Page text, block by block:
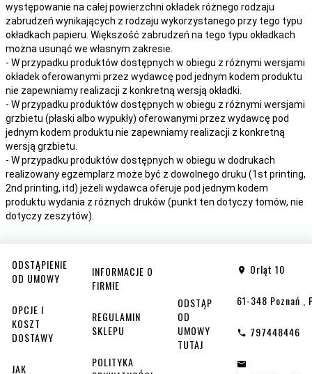
występowanie na całej powierzchni okładek różnego rodzaju
zabrudzeń wynikających z rodzaju wykorzystanego przy tego typu
okładkach papieru. Większość zabrudzeń na tego typu okładkach
można usunąć we własnym zakresie.
- W przypadku produktów dostępnych w obiegu z różnymi wersjami
okładek oferowanymi przez wydawcę pod jednym kodem produktu
nie zapewniamy realizacji z konkretną wersją okładki.
- W przypadku produktów dostępnych w obiegu z różnymi wersjami
grzbietu (płaski albo wypukły) oferowanymi przez wydawcę pod
jednym kodem produktu nie zapewniamy realizacji z konkretną
wersją grzbietu.
- W przypadku produktów dostępnych w obiegu w dodrukach
realizowany egzemplarz może być z dowolnego druku (1st printing,
2nd printing, itd) jeżeli wydawca oferuje pod jednym kodem
produktu wydania z różnych druków (punkt ten dotyczy tomów, nie
dotyczy zeszytów).
ODSTĄPIENIE
OD UMOWY
OPCJE I
KOSZT
DOSTAWY
JAK
INFORMACJE O
FIRMIE
REGULAMIN
SKLEPU
POLITYKA
ODSTĄP
OD
UMOWY
TUTAJ
Orląt 10
61-348 Poznań
797448446